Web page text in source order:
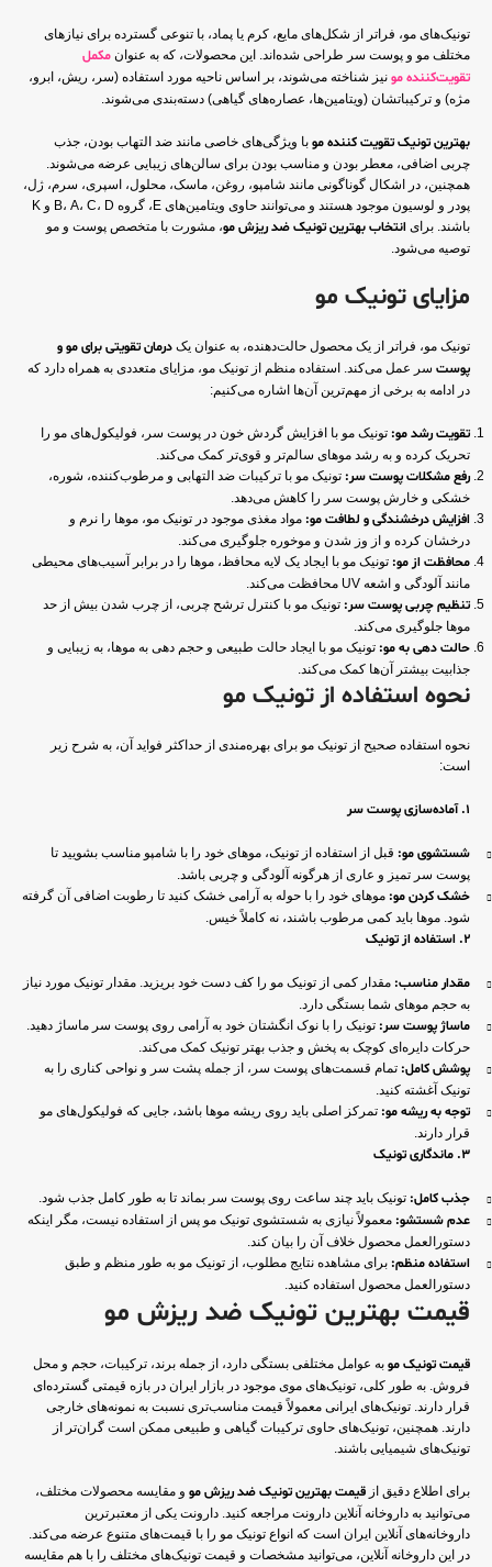
تونیک‌های مو، فراتر از شکل‌های مایع، کرم یا پماد، با تنوعی گسترده برای نیازهای
مختلف مو و پوست سر طراحی شده‌اند. این محصولات، که به عنوان مکمل
تقویت‌کننده‌ مو نیز شناخته می‌شوند، بر اساس ناحیه مورد استفاده (سر، ریش، ابرو،
مژه) و ترکیباتشان (ویتامین‌ها، عصاره‌های گیاهی) دسته‌بندی می‌شوند.
بهترین تونیک تقویت کننده مو با ویژگی‌های خاصی مانند ضد التهاب بودن، جذب
چربی اضافی، معطر بودن و مناسب بودن برای سالن‌های زیبایی عرضه می‌شوند.
همچنین، در اشکال گوناگونی مانند شامپو، روغن، ماسک، محلول، اسپری، سرم، ژل،
پودر و لوسیون موجود هستند و می‌توانند حاوی ویتامین‌های E، گروه B، A، C، D و K
باشند. برای انتخاب بهترین تونیک ضد ریزش مو، مشورت با متخصص پوست و مو
توصیه می‌شود.
مزایای تونیک مو
تونیک مو، فراتر از یک محصول حالت‌دهنده، به عنوان یک درمان تقویتی برای مو و
پوست سر عمل می‌کند. استفاده منظم از تونیک مو، مزایای متعددی به همراه دارد که
در ادامه به برخی از مهم‌ترین آن‌ها اشاره می‌کنیم:
تقویت رشد مو: تونیک مو با افزایش گردش خون در پوست سر، فولیکول‌های مو را
تحریک کرده و به رشد موهای سالم‌تر و قوی‌تر کمک می‌کند.
رفع مشکلات پوست سر: تونیک مو با ترکیبات ضد التهابی و مرطوب‌کننده، شوره،
خشکی و خارش پوست سر را کاهش می‌دهد.
افزایش درخشندگی و لطافت مو: مواد مغذی موجود در تونیک مو، موها را نرم و
درخشان کرده و از وز شدن و موخوره جلوگیری می‌کند.
محافظت از مو: تونیک مو با ایجاد یک لایه محافظ، موها را در برابر آسیب‌های محیطی
مانند آلودگی و اشعه UV محافظت می‌کند.
تنظیم چربی پوست سر: تونیک مو با کنترل ترشح چربی، از چرب شدن بیش از حد
موها جلوگیری می‌کند.
حالت دهی به مو: تونیک مو با ایجاد حالت طبیعی و حجم دهی به موها، به زیبایی و
جذابیت بیشتر آن‌ها کمک می‌کند.
نحوه استفاده از تونیک مو
نحوه استفاده صحیح از تونیک مو برای بهره‌مندی از حداکثر فواید آن، به شرح زیر
است:
1. آماده‌سازی پوست سر
شستشوی مو: قبل از استفاده از تونیک، موهای خود را با شامپو مناسب بشویید تا
پوست سر تمیز و عاری از هرگونه آلودگی و چربی باشد.
خشک کردن مو: موهای خود را با حوله به آرامی خشک کنید تا رطوبت اضافی آن گرفته
شود. موها باید کمی مرطوب باشند، نه کاملاً خیس.
2. استفاده از تونیک
مقدار مناسب: مقدار کمی از تونیک مو را کف دست خود بریزید. مقدار تونیک مورد نیاز
به حجم موهای شما بستگی دارد.
ماساژ پوست سر: تونیک را با نوک انگشتان خود به آرامی روی پوست سر ماساژ دهید.
حرکات دایره‌ای کوچک به پخش و جذب بهتر تونیک کمک می‌کند.
پوشش کامل: تمام قسمت‌های پوست سر، از جمله پشت سر و نواحی کناری را به
تونیک آغشته کنید.
توجه به ریشه مو: تمرکز اصلی باید روی ریشه موها باشد، جایی که فولیکول‌های مو
قرار دارند.
3. ماندگاری تونیک
جذب کامل: تونیک باید چند ساعت روی پوست سر بماند تا به طور کامل جذب شود.
عدم شستشو: معمولاً نیازی به شستشوی تونیک مو پس از استفاده نیست، مگر اینکه
دستورالعمل محصول خلاف آن را بیان کند.
استفاده منظم: برای مشاهده نتایج مطلوب، از تونیک مو به طور منظم و طبق
دستورالعمل محصول استفاده کنید.
قیمت بهترین تونیک ضد ریزش مو
قیمت تونیک مو به عوامل مختلفی بستگی دارد، از جمله برند، ترکیبات، حجم و محل
فروش. به طور کلی، تونیک‌های موی موجود در بازار ایران در بازه قیمتی گسترده‌ای
قرار دارند. تونیک‌های ایرانی معمولاً قیمت مناسب‌تری نسبت به نمونه‌های خارجی
دارند. همچنین، تونیک‌های حاوی ترکیبات گیاهی و طبیعی ممکن است گران‌تر از
تونیک‌های شیمیایی باشند.
برای اطلاع دقیق از قیمت بهترین تونیک ضد ریزش مو و مقایسه محصولات مختلف،
می‌توانید به داروخانه آنلاین دارونت مراجعه کنید. دارونت یکی از معتبرترین
داروخانه‌های آنلاین ایران است که انواع تونیک مو را با قیمت‌های متنوع عرضه می‌کند.
در این داروخانه آنلاین، می‌توانید مشخصات و قیمت تونیک‌های مختلف را با هم مقایسه